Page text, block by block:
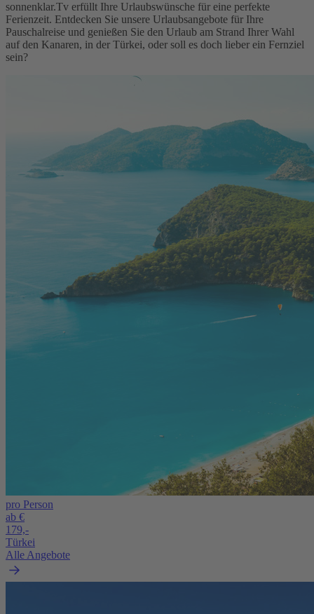
sonnenklar.Tv erfüllt Ihre Urlaubswünsche für eine perfekte
Ferienzeit. Entdecken Sie unsere Urlaubsangebote für Ihre
Pauschalreise und genießen Sie den Urlaub am Strand Ihrer Wahl
auf den Kanaren, in der Türkei, oder soll es doch lieber ein Fernziel
sein?
pro Person
ab €
179,-
Türkei
Alle Angebote